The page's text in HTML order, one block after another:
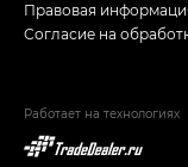
Правовая
Согласие на
Работает на технологиях